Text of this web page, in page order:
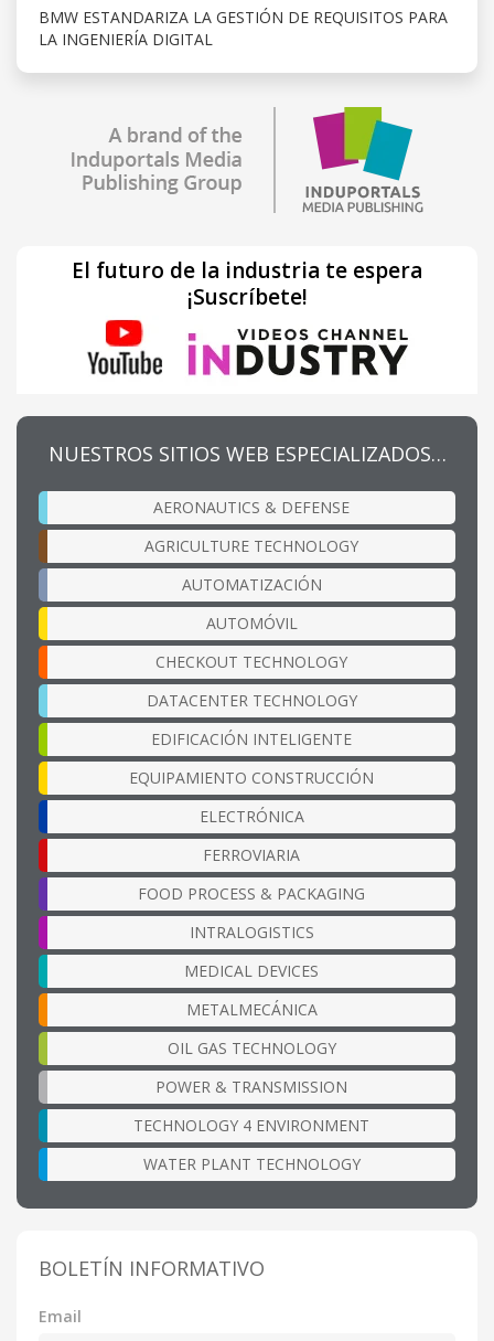
BMW ESTANDARIZA LA GESTIÓN DE REQUISITOS PARA
LA INGENIERÍA DIGITAL
El futuro de la industria te espera
¡Suscríbete!
NUESTROS SITIOS WEB ESPECIALIZADOS…
AERONAUTICS & DEFENSE
AGRICULTURE TECHNOLOGY
AUTOMATIZACIÓN
AUTOMÓVIL
CHECKOUT TECHNOLOGY
DATACENTER TECHNOLOGY
EDIFICACIÓN INTELIGENTE
EQUIPAMIENTO CONSTRUCCIÓN
ELECTRÓNICA
FERROVIARIA
FOOD PROCESS & PACKAGING
INTRALOGISTICS
MEDICAL DEVICES
METALMECÁNICA
OIL GAS TECHNOLOGY
POWER & TRANSMISSION
TECHNOLOGY 4 ENVIRONMENT
WATER PLANT TECHNOLOGY
BOLETÍN INFORMATIVO
Email